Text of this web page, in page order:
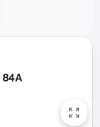
84А